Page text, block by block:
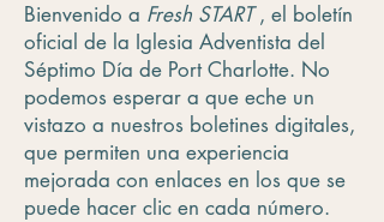
Bienvenido a Fresh START, el boletín
oficial de la Iglesia Adventista del
Séptimo Día de Port Charlotte. No
podemos esperar a que eche un
vistazo a nuestros boletines digitales,
que permiten una experiencia
mejorada con enlaces en los que se
puede hacer clic en cada número.